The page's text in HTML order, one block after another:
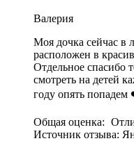
Валерия
Моя дочка сейчас в
расположен в
Отдельное спасибо
смотреть на детей
году опять
Общая оценка:
Источник отзыва: